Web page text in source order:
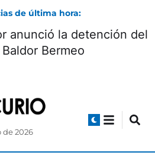
de última hora:
circulación controlada
feriado de agosto
de 2026